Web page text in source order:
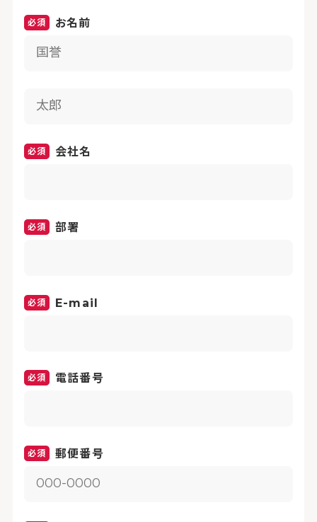
お名前
会社名
部署
E-mail
電話番号
郵便番号